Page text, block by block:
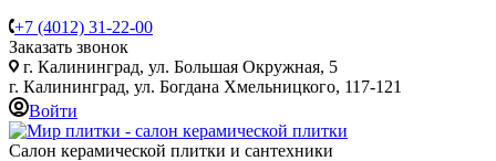
+7 (4012) 31-22-00
Заказать звонок
г. Калининград, ул. Большая Окружная, 5
г. Калининград, ул. Богдана Хмельницкого, 117-121
Войти
Салон керамической плитки и сантехники